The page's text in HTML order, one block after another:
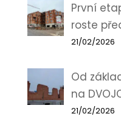
První
roste
21/02/2026
Od
na
21/02/2026